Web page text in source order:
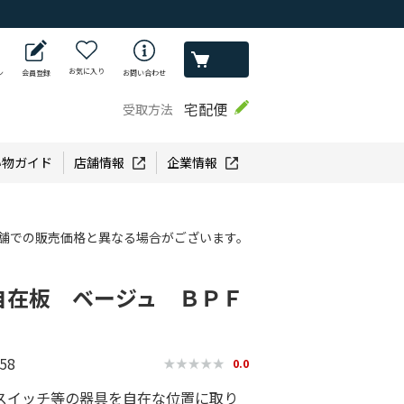
会員登録 お気に入り お問い合わせ
受取方法 宅配便
ガイド 店舗情報 企業情報
の販売価格と異なる場合がございます。
板 ベージュ ＢＰＦ
0.0
ッチ等の器具を自在な位置に取り